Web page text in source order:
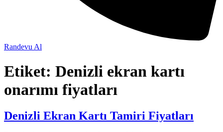
Randevu Al
Etiket: Denizli ekran kartı
onarımı fiyatları
Denizli Ekran Kartı Tamiri Fiyatları